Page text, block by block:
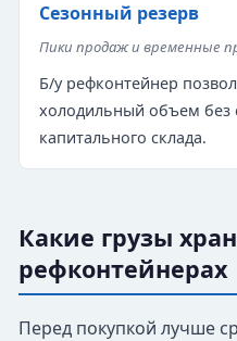
Сезонный резерв
Пики продаж и временные
Б/у рефконтейнер
холодильный объем без
капитального склада.
Какие грузы
рефконтейнерах
Перед покупкой лучше